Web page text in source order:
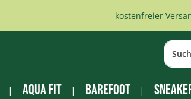
kostenfreier
Aqua Fit Barefoot